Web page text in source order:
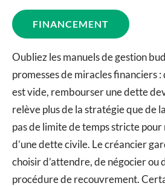
FINANCEMENT
Oubliez les manuels de gestion
promesses de miracles financiers
est vide, rembourser une dette
relève plus de la stratégie que de
pas de limite de temps stricte
d’une dette civile. Le créancier
choisir d’attendre, de négocier ou
procédure de recouvrement.